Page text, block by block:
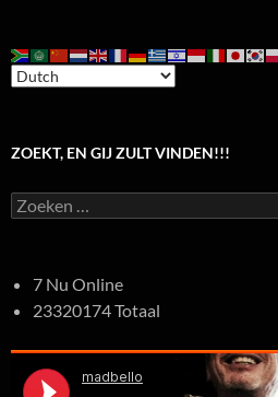
ZOEKT, EN GIJ ZULT VINDEN!!!
Zoeken
naar:
7 Nu Online
23320174 Totaal